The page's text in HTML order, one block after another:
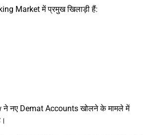
Market में प्रमुख खिलाड़ी हैं:
ने नए Demat Accounts खोलने के मामले में